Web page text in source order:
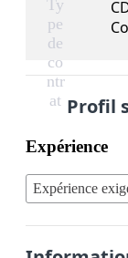
Ty
pe
de
co
ntr
at Profil
Expérience
Expérience